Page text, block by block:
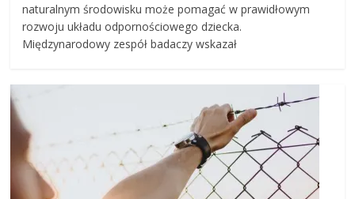
naturalnym środowisku może pomagać w prawidłowym
rozwoju układu odpornościowego dziecka.
Międzynarodowy zespół badaczy wskazał